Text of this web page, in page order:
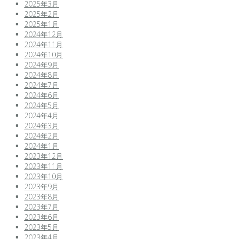
2025年3月
2025年2月
2025年1月
2024年12月
2024年11月
2024年10月
2024年9月
2024年8月
2024年7月
2024年6月
2024年5月
2024年4月
2024年3月
2024年2月
2024年1月
2023年12月
2023年11月
2023年10月
2023年9月
2023年8月
2023年7月
2023年6月
2023年5月
2023年4月